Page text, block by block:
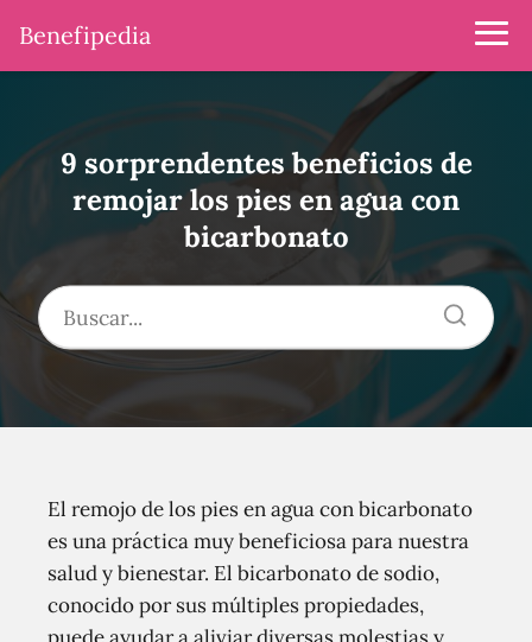
Benefipedia
9 sorprendentes beneficios de
remojar los pies en agua con
bicarbonato
El remojo de los pies en agua con bicarbonato
es una práctica muy beneficiosa para nuestra
salud y bienestar. El bicarbonato de sodio,
conocido por sus múltiples propiedades,